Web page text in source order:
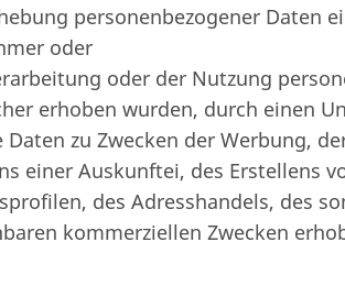
personenbezogener Daten
oder
oder der Nutzung
erhoben wurden, durch einen
Daten zu Zwecken der Werbung,
einer Auskunftei, des Erstellens
des Adresshandels, des
kommerziellen Zwecken